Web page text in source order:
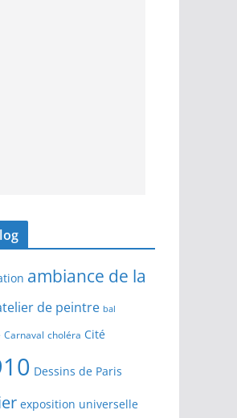
ambiance de la
de peintre bal
Carnaval choléra Cité
Dessins de Paris
exposition universelle